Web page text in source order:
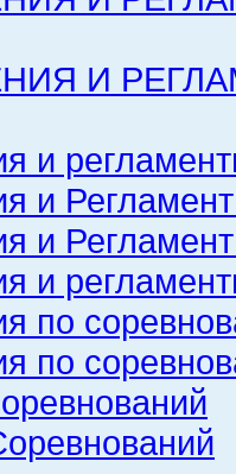
И
и
и
и
и
по
по